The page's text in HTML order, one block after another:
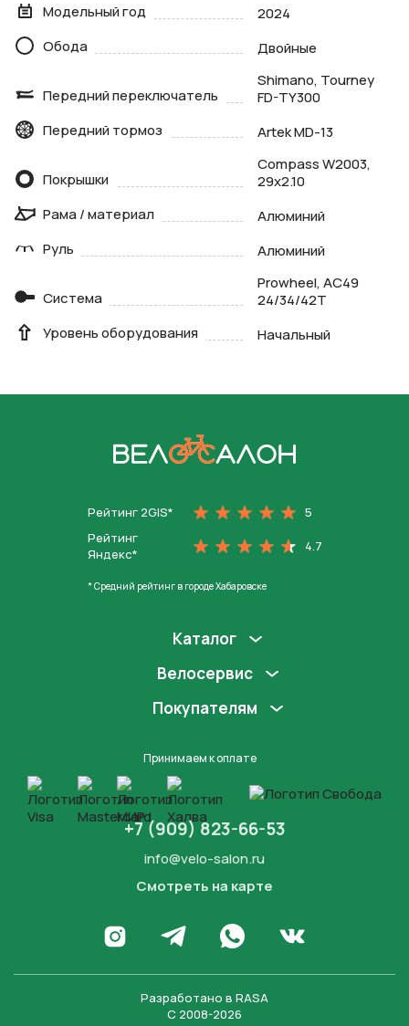
Модельный год
2024
Обода
Двойные
Передний переключатель
Shimano, Tourney
FD-TY300
Передний тормоз
Artek MD-13
Покрышки
Compass W2003,
29х2.10
Рама / материал
Алюминий
Руль
Алюминий
Система
Prowheel, AC49
24/34/42T
Уровень оборудования
Начальный
Рейтинг 2GIS*
5
Рейтинг
Яндекс*
4.7
* Средний рейтинг в городе Хабаровске
Каталог
Велосервис
Покупателям
Принимаем к оплате
+7 (909) 823-66-53
info@velo-salon.ru
Смотреть на карте
Перейти в Инстаграм
Написать в Телеграм
Написать в WhatsApp
Перейти во
Разработано в RASA
С 2008-2026